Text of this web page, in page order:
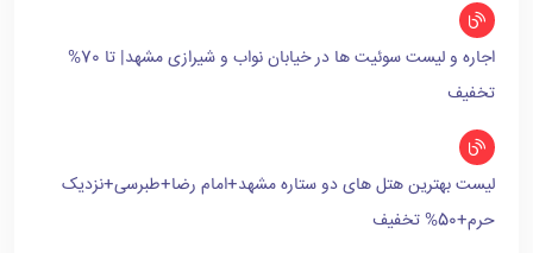
اجاره و لیست سوئیت ها در خیابان نواب و شیرازی مشهد| تا 70%
تخفیف
لیست بهترین هتل های دو ستاره مشهد+امام رضا+طبرسی+نزدیک
حرم+50% تخفیف